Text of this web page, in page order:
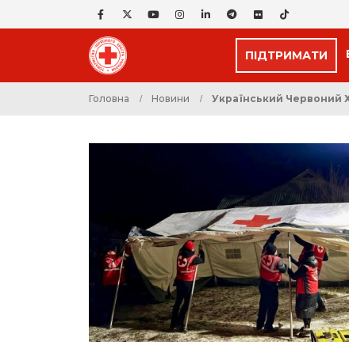
ПІДТРИМАТИ
Головна Новини Український Червоний